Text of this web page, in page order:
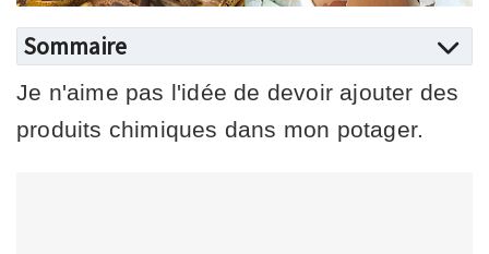
Sommaire
Je n'aime pas l'idée de devoir ajouter des
produits chimiques dans mon potager.